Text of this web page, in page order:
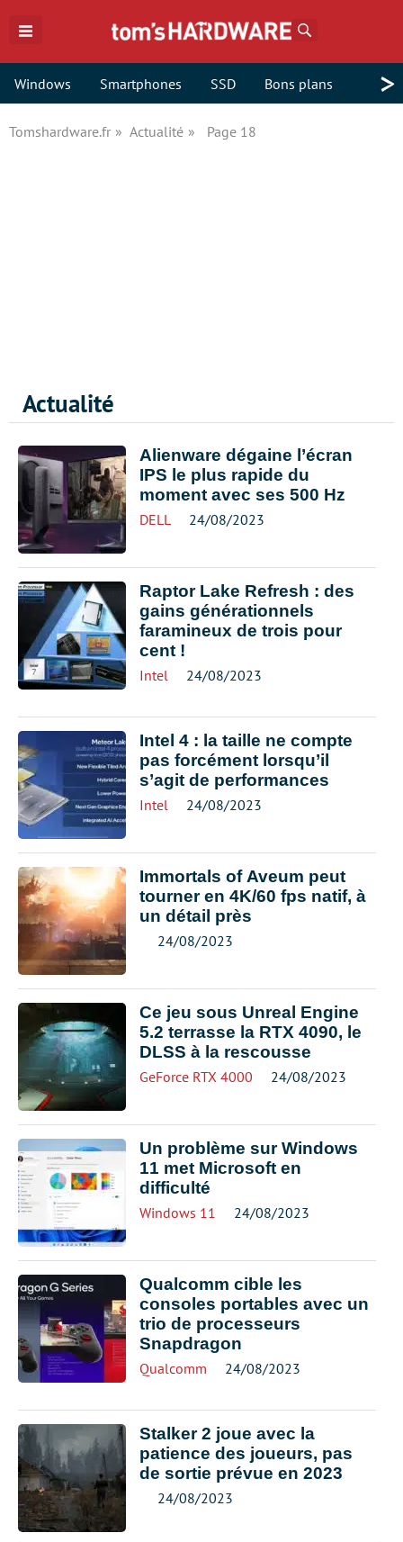
Windows Smartphones SSD Bons plans >
Tomshardware.fr Actualité Page 18
Actualité
Alienware dégaine l’écran
IPS le plus rapide du
moment avec ses 500 Hz
DELL 24/08/2023
Raptor Lake Refresh : des
gains générationnels
faramineux de trois pour
cent !
Intel 24/08/2023
Intel 4 : la taille ne compte
pas forcément lorsqu’il
s’agit de performances
Intel 24/08/2023
Immortals of Aveum peut
tourner en 4K/60 fps natif, à
un détail près
24/08/2023
Ce jeu sous Unreal Engine
5.2 terrasse la RTX 4090, le
DLSS à la rescousse
GeForce RTX 4000 24/08/2023
Un problème sur Windows
11 met Microsoft en
difficulté
Windows 11 24/08/2023
Qualcomm cible les
consoles portables avec un
trio de processeurs
Snapdragon
Qualcomm 24/08/2023
Stalker 2 joue avec la
patience des joueurs, pas
de sortie prévue en 2023
24/08/2023